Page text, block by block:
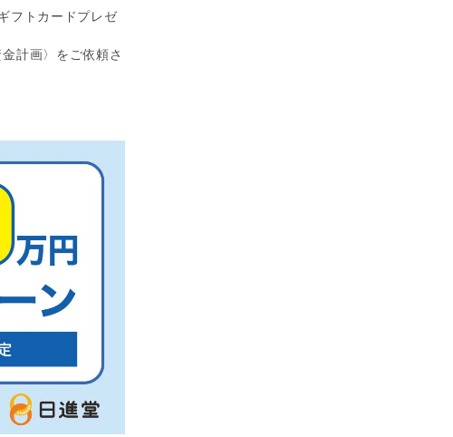
フトカードプレゼ
計画〉をご依頼さ